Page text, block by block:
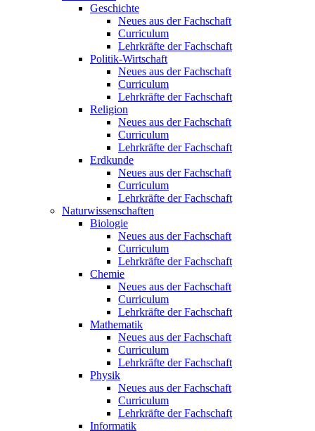
Geschichte
Neues aus der Fachschaft
Curriculum
Lehrkräfte der Fachschaft
Politik-Wirtschaft
Neues aus der Fachschaft
Curriculum
Lehrkräfte der Fachschaft
Religion
Neues aus der Fachschaft
Curriculum
Lehrkräfte der Fachschaft
Erdkunde
Neues aus der Fachschaft
Curriculum
Lehrkräfte der Fachschaft
Naturwissenschaften
Biologie
Neues aus der Fachschaft
Curriculum
Lehrkräfte der Fachschaft
Chemie
Neues aus der Fachschaft
Curriculum
Lehrkräfte der Fachschaft
Mathematik
Neues aus der Fachschaft
Curriculum
Lehrkräfte der Fachschaft
Physik
Neues aus der Fachschaft
Curriculum
Lehrkräfte der Fachschaft
Informatik